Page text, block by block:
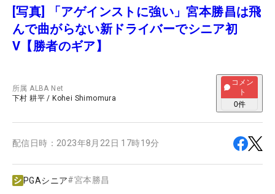
[写真] 「アゲインストに強い」宮本勝昌は飛
んで曲がらない新ドライバーでシニア初
V【勝者のギア】
所属ALBA Net
下村 耕平 / Kohei Shimomura
コメン
ト
0件
配信日時： 2023年8月22日 17時19分
PGAシニア#宮本勝昌